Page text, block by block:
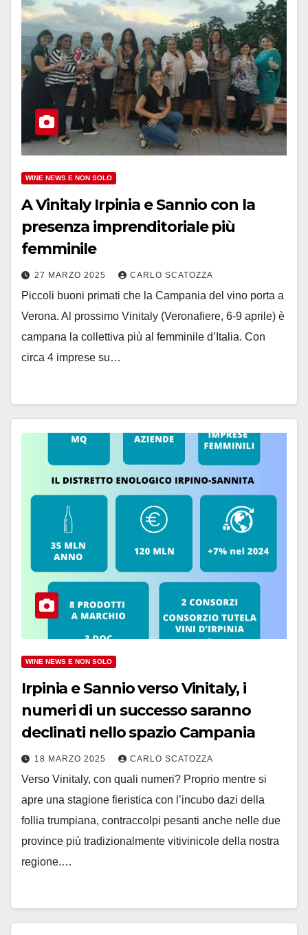
WINE NEWS E NON SOLO
A Vinitaly Irpinia e Sannio con la
presenza imprenditoriale più
femminile
27 MARZO 2025 CARLO SCATOZZA
Piccoli buoni primati che la Campania del vino porta a
Verona. Al prossimo Vinitaly (Veronafiere, 6-9 aprile) è
campana la collettiva più al femminile d’Italia. Con
circa 4 imprese su…
WINE NEWS E NON SOLO
Irpinia e Sannio verso Vinitaly, i
numeri di un successo saranno
declinati nello spazio Campania
18 MARZO 2025 CARLO SCATOZZA
Verso Vinitaly, con quali numeri? Proprio mentre si
apre una stagione fieristica con l’incubo dazi della
follia trumpiana, contraccolpi pesanti anche nelle due
province più tradizionalmente vitivinicole della nostra
regione.…